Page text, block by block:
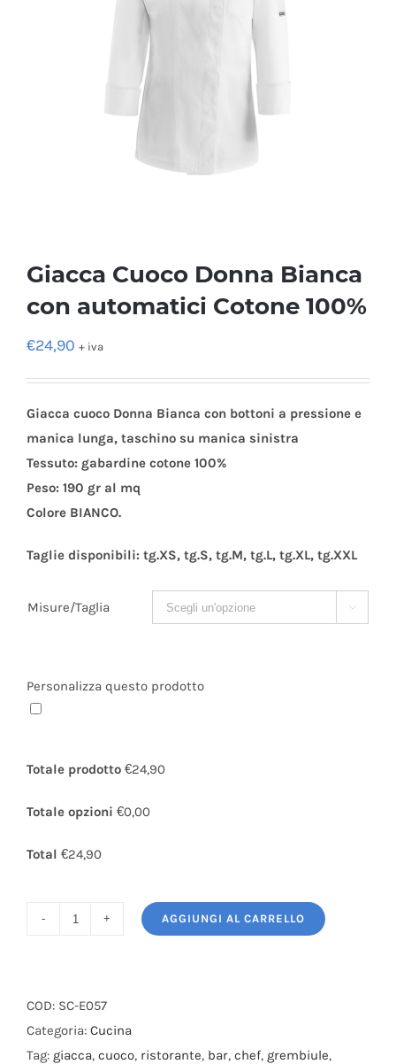
Giacca Cuoco Donna Bianca
con automatici Cotone 100%
€24,90 + iva
Giacca cuoco Donna Bianca con bottoni a pressione e
manica lunga, taschino su manica sinistra
Tessuto: gabardine cotone 100%
Peso: 190 gr al mq
Colore BIANCO.
Taglie disponibili: tg.XS, tg.S, tg.M, tg.L, tg.XL, tg.XXL
Misure/Taglia 
Personalizza questo prodotto
Totale prodotto €24,90
Totale opzioni €0,00
Total €24,90
Bianca
con
automatici
AGGIUNGI AL CARRELLO
COD: SC-E057
Categoria: Cucina
Tag: giacca, cuoco, ristorante, bar, chef, grembiule,